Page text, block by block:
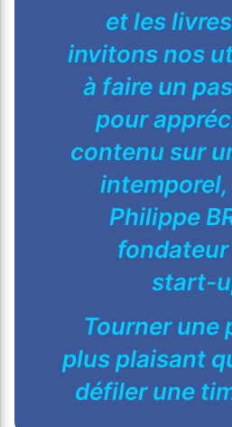
et les
invitons nos
à faire un pas
pour
contenu sur
Philippe
fondateur
start-
Tourner une
plus plaisant
défiler une